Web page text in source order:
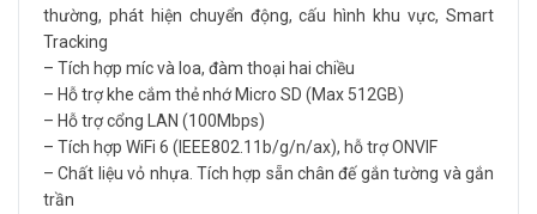
thường, phát hiện chuyển động, cấu hình khu vực, Smart
Tracking
– Tích hợp míc và loa, đàm thoại hai chiều
– Hỗ trợ khe cắm thẻ nhớ Micro SD (Max 512GB)
– Hỗ trợ cổng LAN (100Mbps)
– Tích hợp WiFi 6 (IEEE802.11b/g/n/ax), hỗ trợ ONVIF
– Chất liệu vỏ nhựa. Tích hợp sẵn chân đế gắn tường và gắn
trần